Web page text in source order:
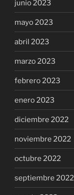
junio 2023
mayo 2023
abril 2023
marzo 2023
febrero 2023
enero 2023
diciembre 2022
noviembre 2022
octubre 2022
septiembre 2022